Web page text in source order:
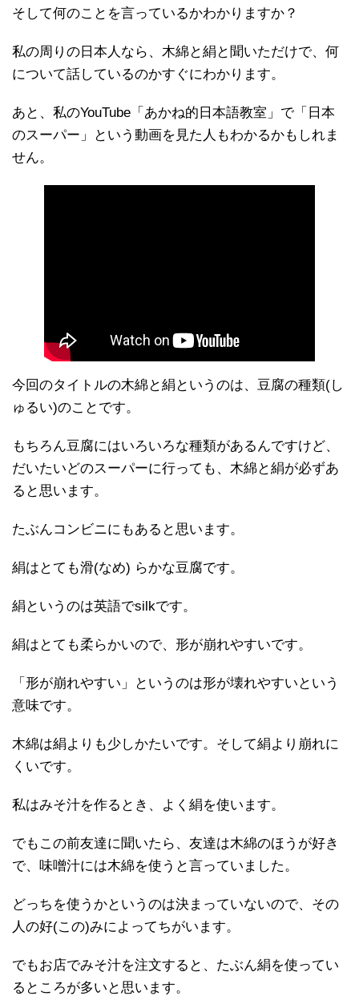
そして何のことを言っているかわかりますか？
私の周りの日本人なら、木綿と絹と聞いただけで、何
について話しているのかすぐにわかります。
あと、私のYouTube「あかね的日本語教室」で「日本
のスーパー」という動画を見た人もわかるかもしれま
せん。
今回のタイトルの木綿と絹というのは、豆腐の種類(し
ゅるい)のことです。
もちろん豆腐にはいろいろな種類があるんですけど、
だいたいどのスーパーに行っても、木綿と絹が必ずあ
ると思います。
たぶんコンビニにもあると思います。
絹はとても滑(なめ) らかな豆腐です。
絹というのは英語でsilkです。
絹はとても柔らかいので、形が崩れやすいです。
「形が崩れやすい」というのは形が壊れやすいという
意味です。
木綿は絹よりも少しかたいです。そして絹より崩れに
くいです。
私はみそ汁を作るとき、よく絹を使います。
でもこの前友達に聞いたら、友達は木綿のほうが好き
で、味噌汁には木綿を使うと言っていました。
どっちを使うかというのは決まっていないので、その
人の好(この)みによってちがいます。
でもお店でみそ汁を注文すると、たぶん絹を使ってい
るところが多いと思います。